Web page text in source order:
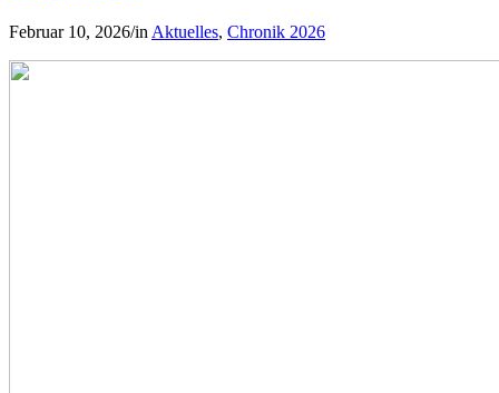
Februar 10, 2026/in Aktuelles, Chronik 2026